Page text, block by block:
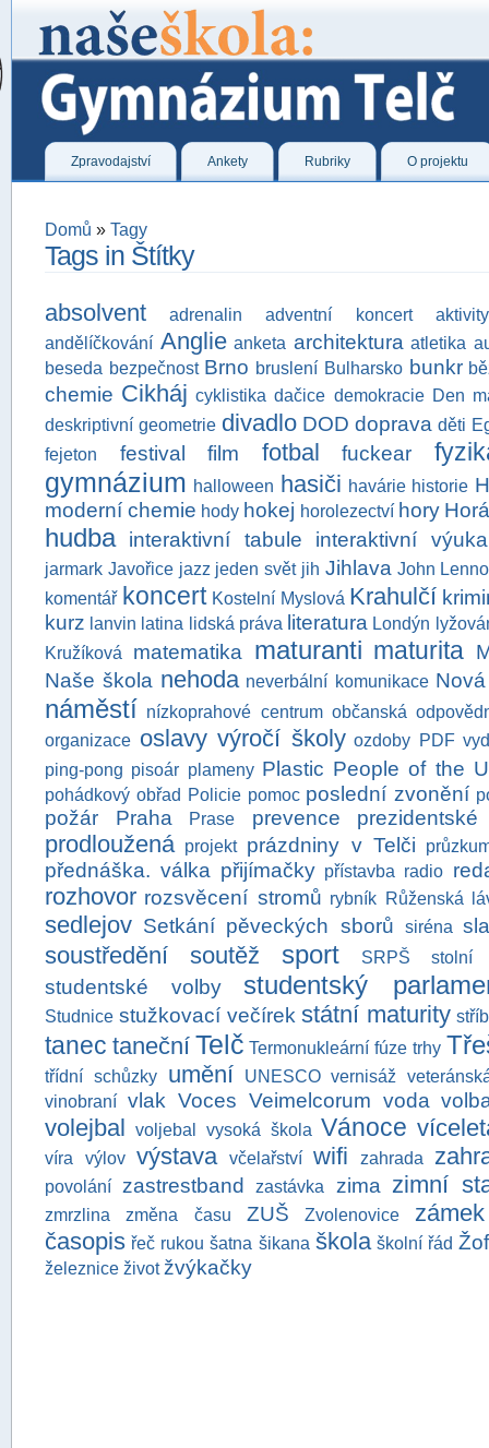
Zpravodajství Ankety Rubriky O projektu
Domů » Tagy
Tags in Štítky
absolvent adrenalin adventní koncert
aktivity
andělíčkování Anglie anketa architektura atletika
beseda bezpečnost Brno bruslení Bulharsko bunkr
chemie Cikháj cyklistika dačice demokracie Den
deskriptivní geometrie divadlo DOD doprava děti
fejeton
festival film fotbal fuckear
gymnázium halloween hasiči havárie historie
moderní chemie hody hokej horolezectví hory
hudba interaktivní tabule interaktivní výuka
jarmark Javořice jazz jeden svět jih Jihlava John
komentář koncert Kostelní Myslová Krahulčí
kurz lanvin latina lidská práva literatura Londýn
Kružíková
matematika maturanti maturita
Naše škola nehoda neverbální komunikace
náměstí nízkoprahové centrum občanská
organizace oslavy výročí školy ozdoby PDF
ping-pong pisoár plameny Plastic People of the
pohádkový obřad Policie pomoc poslední zvonění
požár Praha Prase prevence
prodloužená projekt prázdniny v Telči
přednáška. válka přijímačky přístavba radio
rozhovor rozsvěcení stromů rybník Růženská
sedlejov Setkání pěveckých sborů siréna
soustředění soutěž sport SRPŠ stolní
studentské volby studentský
Studnice stužkovací večírek státní maturity
tanec taneční Telč Termonukleární fúze trhy
třídní schůzky umění UNESCO vernisáž
vinobraní
vlak Voces Veimelcorum voda
volejbal voljebal vysoká škola Vánoce
víra výlov výstava včelařství wifi zahrada
povolání zastrestband zastávka zima zimní
zmrzlina změna času ZUŠ Zvolenovice
zámek
časopis řeč rukou šatna šikana škola školní řád
železnice život žvýkačky